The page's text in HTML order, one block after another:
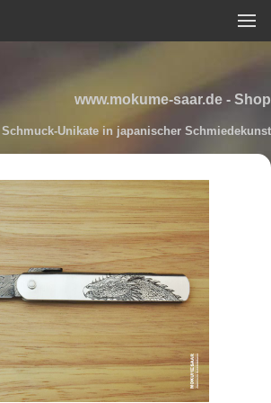
www.mokume-saar.de - Shop
Schmuck-Unikate in japanischer Schmiedekunst